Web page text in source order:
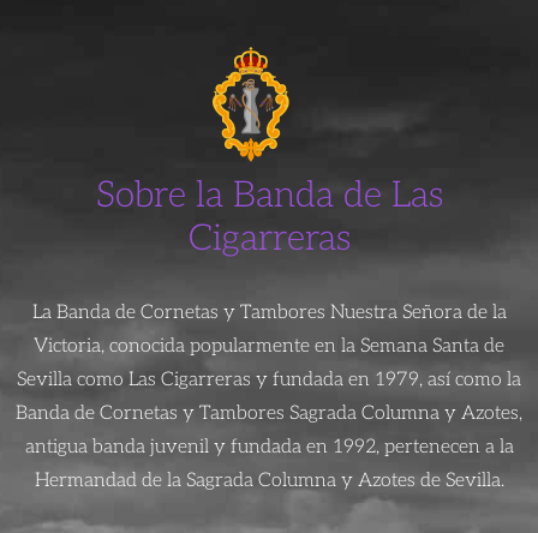
Sobre la Banda de Las
Cigarreras
La Banda de Cornetas y Tambores Nuestra Señora de la
Victoria, conocida popularmente en la Semana Santa de
Sevilla como Las Cigarreras y fundada en 1979, así como la
Banda de Cornetas y Tambores Sagrada Columna y Azotes,
antigua banda juvenil y fundada en 1992, pertenecen a la
Hermandad de la Sagrada Columna y Azotes de Sevilla.